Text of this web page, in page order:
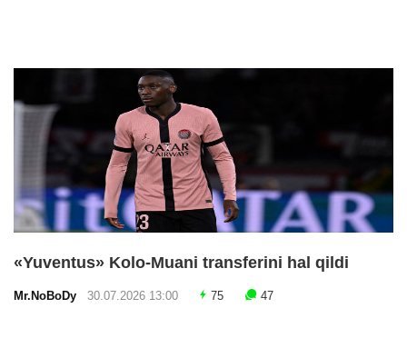
«Yuventus» Kolo-Muani transferini hal qildi
Mr.NoBoDy 30.07.2026 13:00 75 47